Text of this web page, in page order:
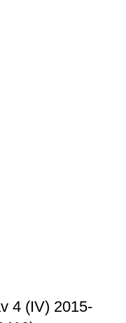
4 (IV) 2015-